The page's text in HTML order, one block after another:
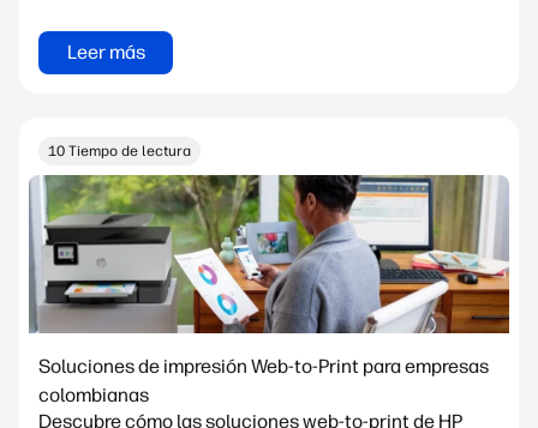
Leer más
10 Tiempo de lectura
Soluciones de impresión Web-to-Print para empresas
colombianas
Descubre cómo las soluciones web-to-print de HP